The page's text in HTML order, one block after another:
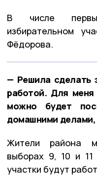
В числе
избирательном
Фёдорова.
— Решила сделать
работой. Для
можно будет
домашними
Жители района
выборах 9, 10 и 11
участки будут